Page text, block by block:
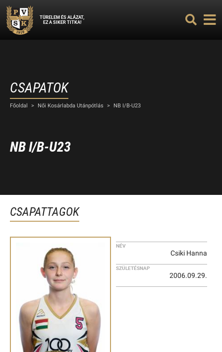
TÜRELEM ÉS ALÁZAT,
EZ A SIKER TITKA!
CSAPATOK
Főoldal > Női Kosárlabda Utánpótlás > NB I/B-U23
NB I/B-U23
CSAPATTAGOK
NÉV
Csiki Hanna
SZÜLETÉSNAP
2006.09.29.